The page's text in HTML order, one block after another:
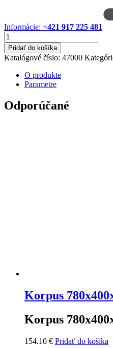
Informácie: +421 917 225 481
množstvo
Korpus
780x400x900
Pridať do košíka
Katalógové číslo: 47000
O produkte
Parametre
Odporúčané
Korpus
Korpus
154.10 € Pridať do košíka